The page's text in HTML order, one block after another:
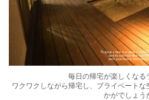
毎日の帰宅が楽しくなる
ワクワクしながら帰宅し、プライベート
かがでしょう